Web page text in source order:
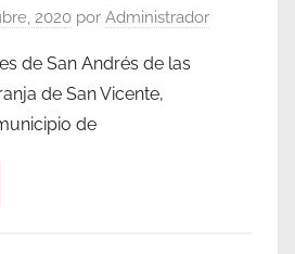
2020 por Administrador
de San Andrés de las
de San Vicente,
de